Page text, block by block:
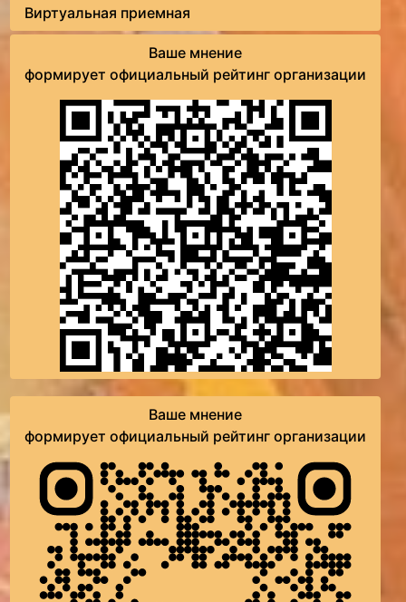
Виртуальная приемная
Ваше мнение
формирует официальный рейтинг организации
Ваше мнение
формирует официальный рейтинг организации